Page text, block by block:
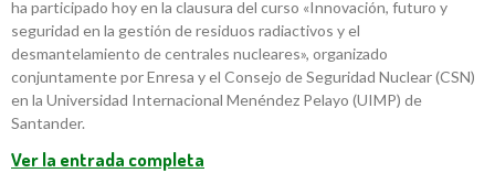
ha participado hoy en la clausura del curso «Innovación, futuro y
seguridad en la gestión de residuos radiactivos y el
desmantelamiento de centrales nucleares», organizado
conjuntamente por Enresa y el Consejo de Seguridad Nuclear (CSN)
en la Universidad Internacional Menéndez Pelayo (UIMP) de
Santander.
Ver la entrada completa